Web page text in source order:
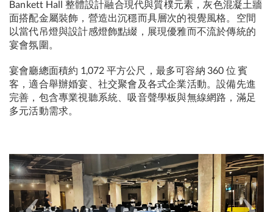
Bankett Hall 整體設計融合現代與質樸元素，灰色混凝土牆
面搭配金屬裝飾，營造出沉穩而具層次的視覺風格。空間
以當代吊燈與設計感燈飾點綴，展現優雅而不流於傳統的
宴會氛圍。
宴會廳總面積約 1,072 平方公尺，最多可容納 360 位 賓
客，適合舉辦婚宴、社交聚會及各式企業活動。設備先進
完善，包含專業視聽系統、吸音聲學板與無線網路，滿足
多元活動需求。
Previous Next